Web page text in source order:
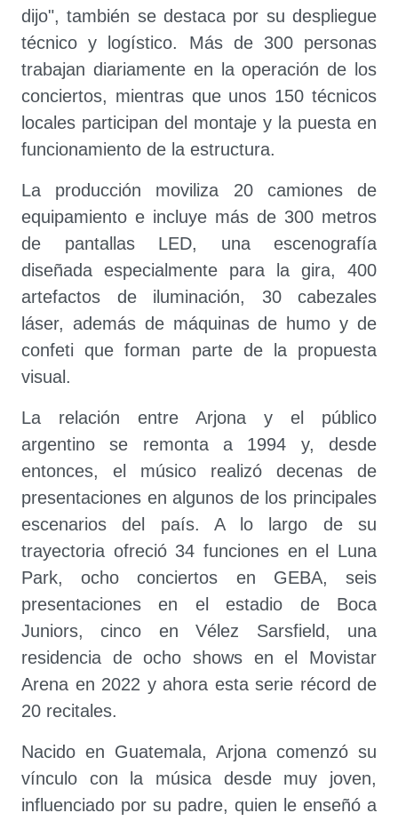
dijo", también se destaca por su despliegue
técnico y logístico. Más de 300 personas
trabajan diariamente en la operación de los
conciertos, mientras que unos 150 técnicos
locales participan del montaje y la puesta en
funcionamiento de la estructura.
La producción moviliza 20 camiones de
equipamiento e incluye más de 300 metros
de pantallas LED, una escenografía
diseñada especialmente para la gira, 400
artefactos de iluminación, 30 cabezales
láser, además de máquinas de humo y de
confeti que forman parte de la propuesta
visual.
La relación entre Arjona y el público
argentino se remonta a 1994 y, desde
entonces, el músico realizó decenas de
presentaciones en algunos de los principales
escenarios del país. A lo largo de su
trayectoria ofreció 34 funciones en el Luna
Park, ocho conciertos en GEBA, seis
presentaciones en el estadio de Boca
Juniors, cinco en Vélez Sarsfield, una
residencia de ocho shows en el Movistar
Arena en 2022 y ahora esta serie récord de
20 recitales.
Nacido en Guatemala, Arjona comenzó su
vínculo con la música desde muy joven,
influenciado por su padre, quien le enseñó a